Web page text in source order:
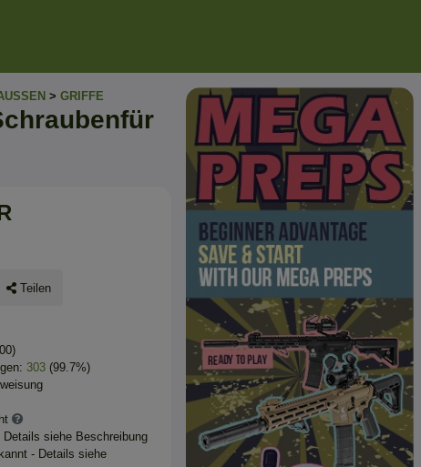
> GRIFFE
Teilen
303(99.7%)
siehe Beschreibung
- Details siehe